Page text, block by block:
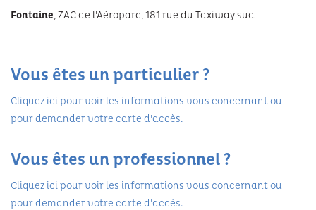
Fontaine, ZAC de l'Aéroparc, 181 rue du Taxiway sud
Vous êtes un particulier ?
Cliquez ici pour voir les informations vous concernant ou
pour demander votre carte d'accès.
Vous êtes un professionnel ?
Cliquez ici pour voir les informations vous concernant ou
pour demander votre carte d'accès.